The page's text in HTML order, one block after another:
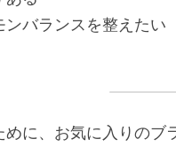
バランスを整えたい
に、お気に入りのブ